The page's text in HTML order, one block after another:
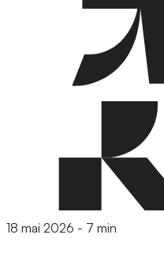
18 mai 2026 - 7 min